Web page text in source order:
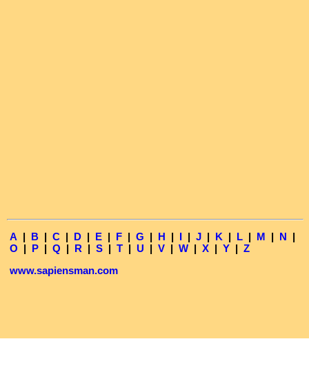
A | B | C | D | E | F | G | H | I | J | K | L | M | N |
O | P | Q | R | S | T | U | V | W | X | Y | Z
www.sapiensman.com